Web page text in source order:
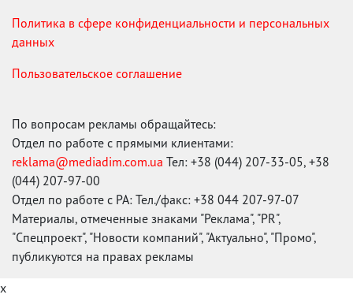
Политика в сфере конфиденциальности и персональных
данных
Пользовательское соглашение
По вопросам рекламы обращайтесь:
Отдел по работе с прямыми клиентами:
reklama@mediadim.com.ua Тел: +38 (044) 207-33-05, +38
(044) 207-97-00
Отдел по работе с РА: Тел./факс: +38 044 207-97-07
Материалы, отмеченные знаками "Реклама", "PR",
"Спецпроект", "Новости компаний", "Актуально", "Промо",
публикуются на правах рекламы
x